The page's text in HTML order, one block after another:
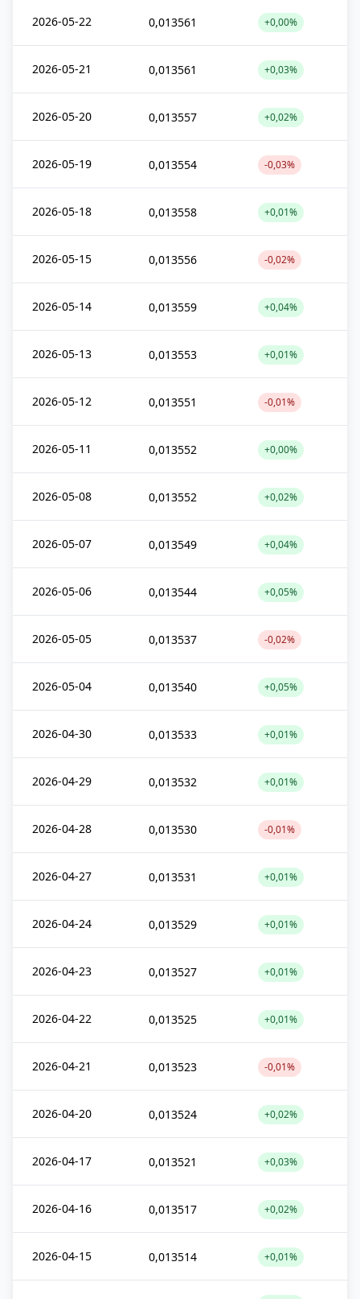
2026-05-22 0,013561 +0,00%
2026-05-21 0,013561 +0,03%
2026-05-20 0,013557 +0,02%
2026-05-19 0,013554 -0,03%
2026-05-18 0,013558 +0,01%
2026-05-15 0,013556 -0,02%
2026-05-14 0,013559 +0,04%
2026-05-13 0,013553 +0,01%
2026-05-12 0,013551 -0,01%
2026-05-11 0,013552 +0,00%
2026-05-08 0,013552 +0,02%
2026-05-07 0,013549 +0,04%
2026-05-06 0,013544 +0,05%
2026-05-05 0,013537 -0,02%
2026-05-04 0,013540 +0,05%
2026-04-30 0,013533 +0,01%
2026-04-29 0,013532 +0,01%
2026-04-28 0,013530 -0,01%
2026-04-27 0,013531 +0,01%
2026-04-24 0,013529 +0,01%
2026-04-23 0,013527 +0,01%
2026-04-22 0,013525 +0,01%
2026-04-21 0,013523 -0,01%
2026-04-20 0,013524 +0,02%
2026-04-17 0,013521 +0,03%
2026-04-16 0,013517 +0,02%
2026-04-15 0,013514 +0,01%